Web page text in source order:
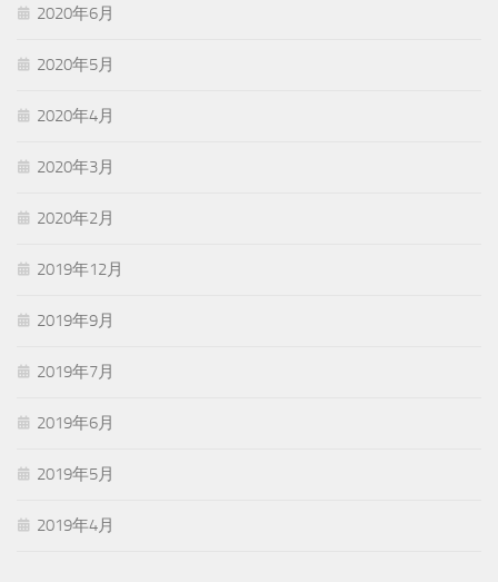
2020年6月
2020年5月
2020年4月
2020年3月
2020年2月
2019年12月
2019年9月
2019年7月
2019年6月
2019年5月
2019年4月